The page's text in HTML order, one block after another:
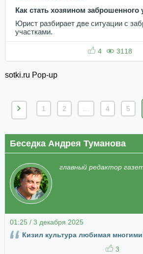
Как стать хозяином заброшенного
Юрист разбирает две ситуации с
участками.
4 3118
sotki.ru Pop-up
1 2 4 5
Беседка Андрея Туманова
главный редактор
01:25 / 3 декабря 2025
Кизил культура любимая
3